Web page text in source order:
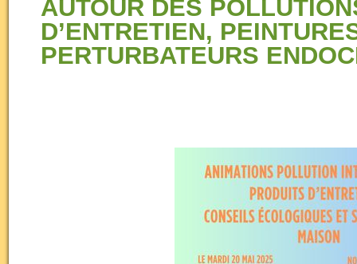
AUTOUR DES
D’ENTRETIEN,
PERTURBATEURS